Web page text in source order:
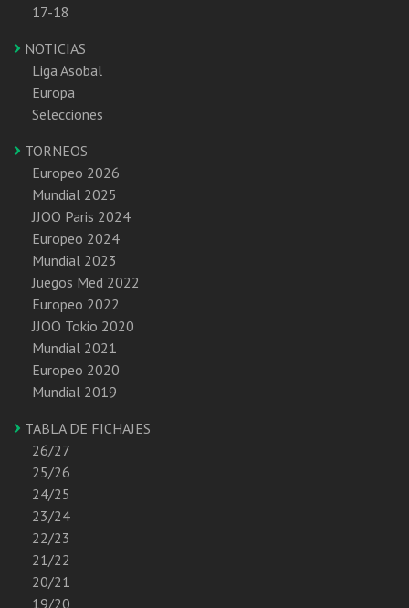
17-18
NOTICIAS
Liga Asobal
Europa
Selecciones
TORNEOS
Europeo 2026
Mundial 2025
JJOO Paris 2024
Europeo 2024
Mundial 2023
Juegos Med 2022
Europeo 2022
JJOO Tokio 2020
Mundial 2021
Europeo 2020
Mundial 2019
TABLA DE FICHAJES
26/27
25/26
24/25
23/24
22/23
21/22
20/21
19/20